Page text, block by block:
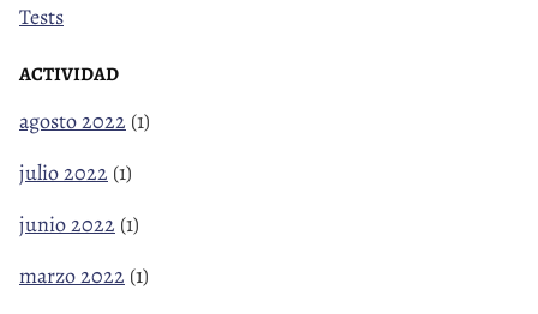
Tests
ACTIVIDAD
agosto 2022 (1)
julio 2022 (1)
junio 2022 (1)
marzo 2022 (1)